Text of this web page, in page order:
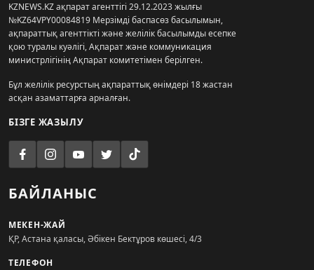
KZNEWS.KZ ақпарат агенттігі 29.12.2023 жылғы
№KZ64VPY00084819 Мерзімді баспасөз басылымын,
ақпараттық агенттікті және желілік басылымды есепке
қою туралы куәлігі, Ақпарат және коммуникация
министрлігінің Ақпарат комитетімен берілген.
Бұл желілік ресурстың ақпараттық өнімдері 18 жастан
асқан азаматтарға арналған.
БІЗГЕ ЖАЗЫЛУ
БАЙЛАНЫС
МЕКЕН-ЖАЙ
ҚР, Астана қаласы, Әбікен Бектұров көшесі, 4/3
ТЕЛЕФОН